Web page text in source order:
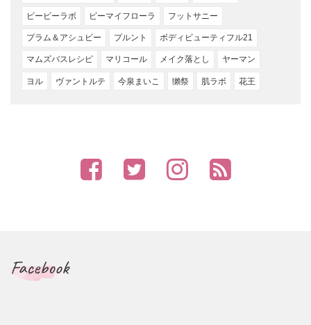
ビービーラボ ビーマイフローラ フットサニー
プラム＆アシュビー プルント ボディビューティフル21
マムズバスレシピ マリコール メイク落とし ヤーマン
ヨル ヴァントルテ 今泉まいこ 獺祭 肌ラボ 花王
Facebook